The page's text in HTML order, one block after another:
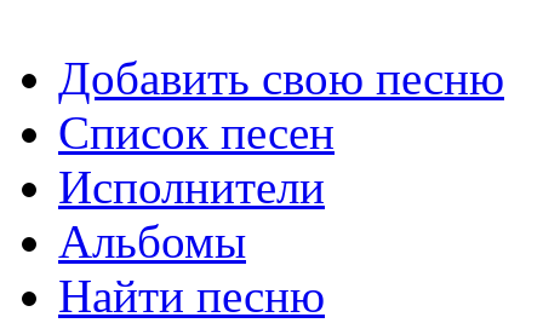
Добавить свою песню
Список песен
Исполнители
Альбомы
Найти песню